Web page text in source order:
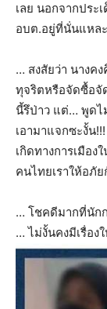
เลย นอกจากประ
อบต.อยู่ที่นั่นแหละ
… สงสัยว่า นางค
ทุจริตหรือจัดซื้อ
นี้รึป่าว แต่… พูดไ
เอามาแจกซะงั้น
เกิดทางการเมือ
คนไทยเราให้อภั
… โชคดีมากที่นักก
… ไม่งั้นคงมีเรื่อง